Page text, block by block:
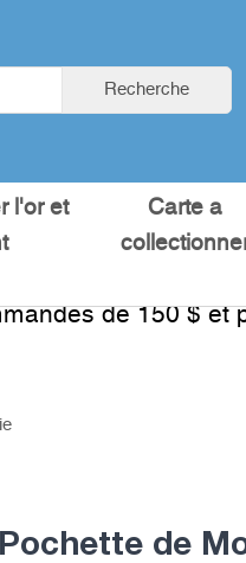
Recherche
l'or et
Carte a
de 150 $ et
Pochette de